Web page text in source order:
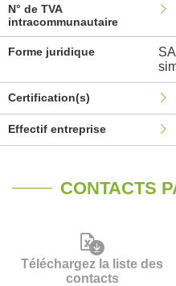
N° de TVA
intracommunautaire
Forme juridique
Certification(s)
Effectif entreprise
CONTACTS
Téléchargez la liste des
contacts